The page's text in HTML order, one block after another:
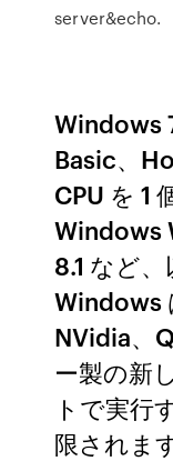
server&echo.
Windows
Basic、
CPU を 1
Windows
8.1 など
Windows
NVidia、
ー製の新
トで実行
限されます